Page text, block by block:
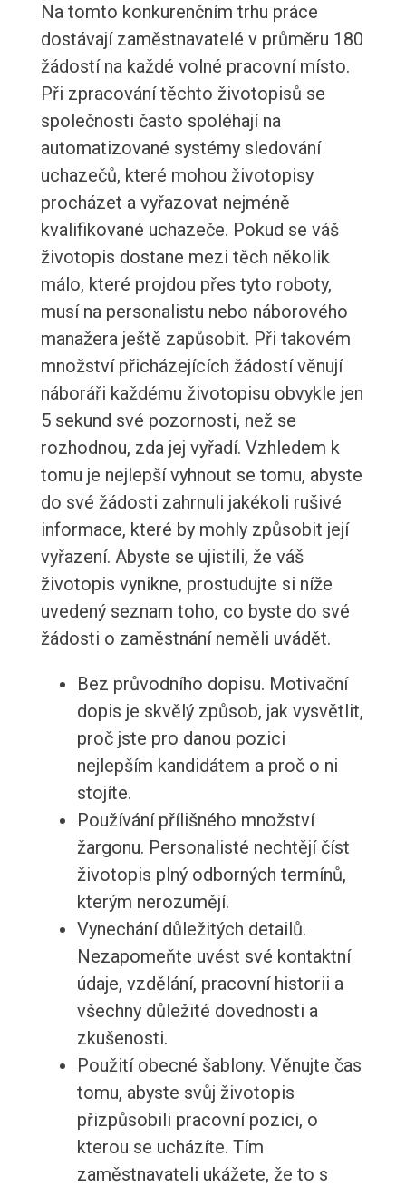
Na tomto konkurenčním trhu práce
dostávají zaměstnavatelé v průměru 180
žádostí na každé volné pracovní místo.
Při zpracování těchto životopisů se
společnosti často spoléhají na
automatizované systémy sledování
uchazečů, které mohou životopisy
procházet a vyřazovat nejméně
kvalifikované uchazeče. Pokud se váš
životopis dostane mezi těch několik
málo, které projdou přes tyto roboty,
musí na personalistu nebo náborového
manažera ještě zapůsobit. Při takovém
množství přicházejících žádostí věnují
náboráři každému životopisu obvykle jen
5 sekund své pozornosti, než se
rozhodnou, zda jej vyřadí. Vzhledem k
tomu je nejlepší vyhnout se tomu, abyste
do své žádosti zahrnuli jakékoli rušivé
informace, které by mohly způsobit její
vyřazení. Abyste se ujistili, že váš
životopis vynikne, prostudujte si níže
uvedený seznam toho, co byste do své
žádosti o zaměstnání neměli uvádět.
Bez průvodního dopisu. Motivační
dopis je skvělý způsob, jak vysvětlit,
proč jste pro danou pozici
nejlepším kandidátem a proč o ni
stojíte.
Používání přílišného množství
žargonu. Personalisté nechtějí číst
životopis plný odborných termínů,
kterým nerozumějí.
Vynechání důležitých detailů.
Nezapomeňte uvést své kontaktní
údaje, vzdělání, pracovní historii a
všechny důležité dovednosti a
zkušenosti.
Použití obecné šablony. Věnujte čas
tomu, abyste svůj životopis
přizpůsobili pracovní pozici, o
kterou se ucházíte. Tím
zaměstnavateli ukážete, že to s